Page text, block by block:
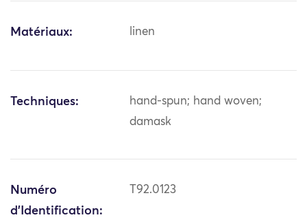
Matériaux: linen
Techniques:
hand-spun; hand woven;
damask
Numéro
d'Identification:
T92.0123